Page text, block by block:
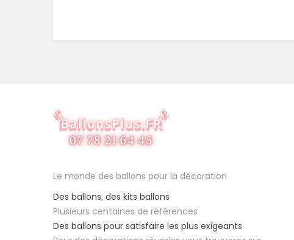
Le monde des ballons pour la décoration
Des ballons, des kits ballons
Plusieurs centaines de références
Des ballons pour satisfaire les plus exigeants